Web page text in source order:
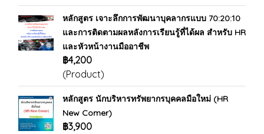
หลักสูตร เจาะลึกการพัฒนาบุคลากรแบบ 70:20:10
และการติดตามผลหลังการเรียนรู้ที่ได้ผล สำหรับ HR
และหัวหน้างานมืออาชีพ
฿4,200
(Product)
หลักสูตร นักบริหารทรัพยากรบุคคลมือใหม่ (HR
New Comer)
฿3,900